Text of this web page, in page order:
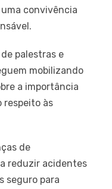
convivência
palestras e
mobilizando
a importância
respeito às
de
reduzir acidentes
seguro para